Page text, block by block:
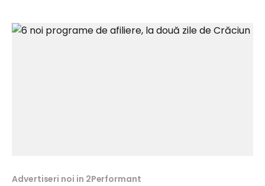
advertiseri oferă comisioane între 3% şi 20%
Advertiseri noi in 2Performant